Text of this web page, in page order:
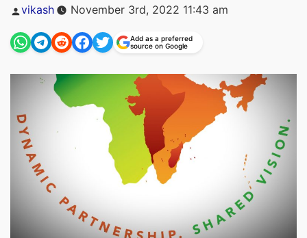
Posted
vikash November 3rd, 2022 11:43 am
Add as a preferred
source on Google